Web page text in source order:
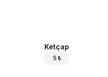
Ketçap
5 ₺